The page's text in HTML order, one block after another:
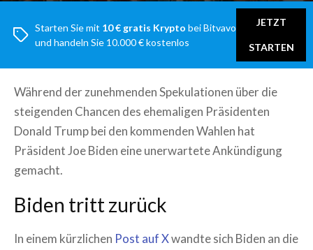
Starten Sie mit 10 € gratis Krypto bei Bitvavo
und handeln Sie 10.000 € kostenlos
JETZT
STARTEN
Während der zunehmenden Spekulationen über die
steigenden Chancen des ehemaligen Präsidenten
Donald Trump bei den kommenden Wahlen hat
Präsident Joe Biden eine unerwartete Ankündigung
gemacht.
Biden tritt zurück
In einem kürzlichen Post auf Xwandte sich Biden an die